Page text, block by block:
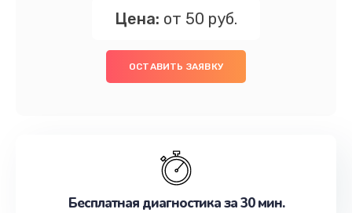
Цена: от 50 руб.
ОСТАВИТЬ ЗАЯВКУ
Бесплатная диагностика за 30 мин.